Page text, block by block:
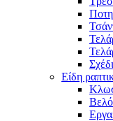
Είδη